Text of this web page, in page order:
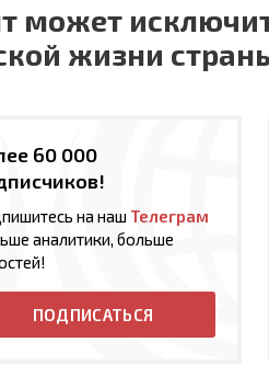
может
жизни
60 000
на наш Телеграм
аналитики, больше
ПОДПИСАТЬСЯ